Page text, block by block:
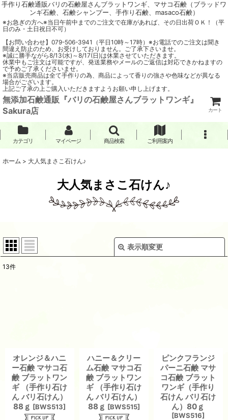
手作り石鹸通販バリの石鹸屋さんブラットワンギ、マサコ石鹸（ブラッドワ
ンギ石鹸、石鹸シャンプー、手作り石鹸、masaco石鹸）
※お急ぎの方へ※当日午前中までのご注文で在庫があれば、その日出荷ＯＫ！（平
日のみ・土日祝日不可）
【お問い合わせ】079-506-3941（平日10時～17時）※お電話でのご注文は聞き
間違え防止のため、お受けしておりません。ご了承下さいませ。
※誠に勝手ながら8/13(水)～8/17(日)は休業させていただきます。
休業中もご注文は可能ですが、発送業務やメールのご返信は対応できかねますの
で予めご了承くださいませ。
※当店販売商品は全て手作りの為、商品によって香りの強さや色味などが異なる
場合がございます。
上記ご了承の上ご購入いただきますようお願い申し上げます。
無添加石鹸通販『バリの石鹸屋さんブラットワンギ』
Sakura店
カート
カテゴリ マイページ 商品検索 ご利用案内
ホーム > 大人気まさこ石けん♪
大人気まさこ石けん♪
表示順変更
13件
オレンジ＆ハニ
ー石鹸 マサコ石
鹸 ブラットワン
ギ （手作り石け
ん バリ石けん）
88ｇ [BWS513]
ハニー＆クリー
ム石鹸 マサコ石
鹸 ブラットワン
ギ （手作り石け
ん バリ石けん）
88ｇ [BWS515]
ピンクフランジ
パーニ石鹸 マサ
コ石鹸 ブラット
ワンギ（手作り
石けん バリ石け
ん）80ｇ
[BWS516]